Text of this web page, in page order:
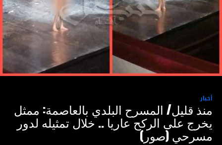
أخبار
منذ قليل/ المسرح البلدي بالعاصمة: ممثل
يخرج على الركح عاريا .. خلال تمثيله لدور
مسرحي (صور)